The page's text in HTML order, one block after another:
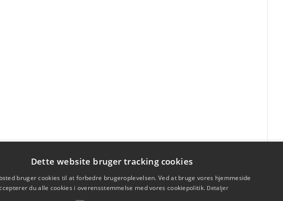
Dette website bruger tracking cookies
bruger cookies til at forbedre brugeroplevelsen. Ved at bruge vores hjemmeside
du alle cookies i overensstemmelse med vores cookiepolitik. Detaljer